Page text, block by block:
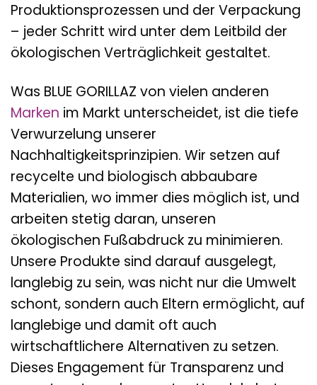
Produktionsprozessen und der Verpackung
– jeder Schritt wird unter dem Leitbild der
ökologischen Verträglichkeit gestaltet.
Was BLUE GORILLAZ von vielen anderen
Marken im Markt unterscheidet, ist die tiefe
Verwurzelung unserer
Nachhaltigkeitsprinzipien. Wir setzen auf
recycelte und biologisch abbaubare
Materialien, wo immer dies möglich ist, und
arbeiten stetig daran, unseren
ökologischen Fußabdruck zu minimieren.
Unsere Produkte sind darauf ausgelegt,
langlebig zu sein, was nicht nur die Umwelt
schont, sondern auch Eltern ermöglicht, auf
langlebige und damit oft auch
wirtschaftlichere Alternativen zu setzen.
Dieses Engagement für Transparenz und